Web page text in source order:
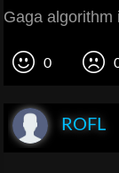
Gaga algorithm
0
ROFL